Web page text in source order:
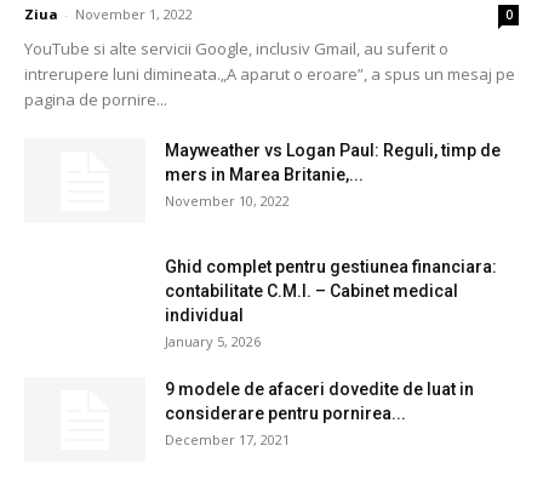
Ziua - November 1, 2022 0
YouTube si alte servicii Google, inclusiv Gmail, au suferit o
intrerupere luni dimineata.„A aparut o eroare”, a spus un mesaj pe
pagina de pornire...
Mayweather vs Logan Paul: Reguli, timp de
mers in Marea Britanie,...
November 10, 2022
Ghid complet pentru gestiunea financiara:
contabilitate C.M.I. – Cabinet medical
individual
January 5, 2026
9 modele de afaceri dovedite de luat in
considerare pentru pornirea...
December 17, 2021